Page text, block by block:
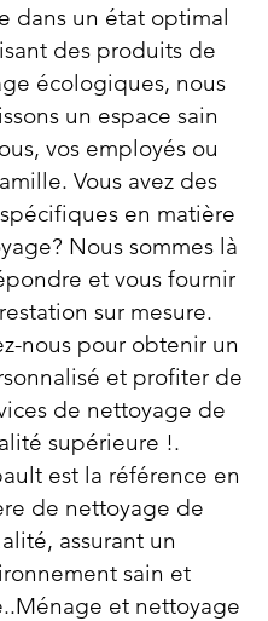
dans un état optimal
des produits de
écologiques, nous
un espace sain
vos employés ou
Vous avez des
en matière
Nous sommes là
et vous fournir
sur mesure.
nous pour obtenir un
et profiter de
de nettoyage de
supérieure !.
est la référence en
de nettoyage de
assurant un
sain et
et nettoyage